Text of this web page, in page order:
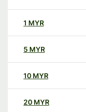
1 MYR
5 MYR
10 MYR
20 MYR